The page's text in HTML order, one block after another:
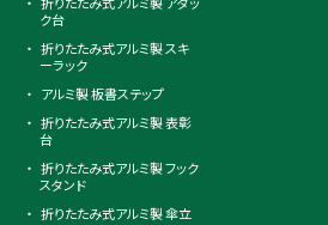
ク台
折りたたみ式アルミ製 スキ
ーラック
アルミ製 板書ステップ
折りたたみ式アルミ製 表彰
台
折りたたみ式アルミ製 フック
スタンド
折りたたみ式アルミ製 傘立